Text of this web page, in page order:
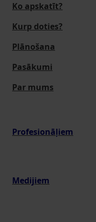
Ko apskatīt?
Kurp doties?
Plānošana
Pasākumi
Par mums
Profesionāļiem
Medijiem